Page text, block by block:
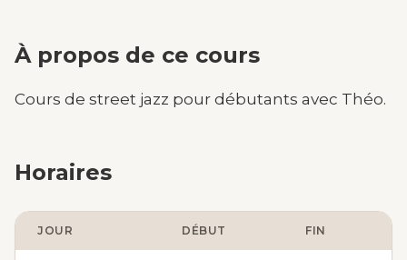
À propos de ce cours
Cours de street jazz pour débutants avec Théo.
Horaires
JOUR DÉBUT FIN